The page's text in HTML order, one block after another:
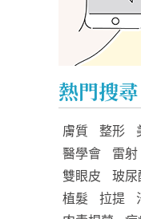
熱門搜尋
膚質 整形
醫學會
雷射
雙眼皮
玻尿
植髮
拉提